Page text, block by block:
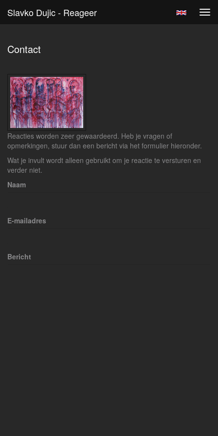
Slavko Dujic - Reageer
Contact
Reacties worden zeer gewaardeerd. Heb je vragen of
opmerkingen, stuur dan een bericht via het formulier hieronder.
Wat je invult wordt alleen gebruikt om je reactie te versturen en
verder niet.
Naam
E-mailadres
Bericht